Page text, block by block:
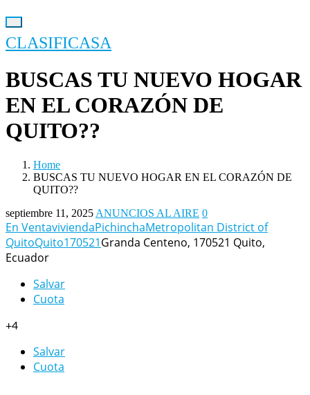
CLASIFICASA
BUSCAS TU NUEVO HOGAR
EN EL CORAZÓN DE
QUITO??
Home
BUSCAS TU NUEVO HOGAR EN EL CORAZÓN DE
QUITO??
septiembre 11, 2025 ANUNCIOS AL AIRE 0
En VentaviviendaPichinchaMetropolitan District of
QuitoQuito170521Granda Centeno, 170521 Quito,
Ecuador
Salvar
Cuota
+4
Salvar
Cuota